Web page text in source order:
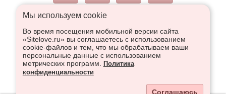
Что высказаться в Рупор, необходимо войти или
зарегистрироваться:
Регистрация
Мы используем сookie
Во время посещения мобильной версии сайта
«Sitelove.ru» вы соглашаетесь с использованием
cookie-файлов и тем, что мы обрабатываем ваши
персональные данные с использованием
метрических программ.
Политика
конфиденциальности
Соглашаюсь